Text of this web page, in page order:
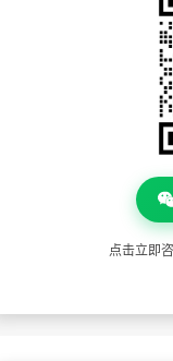
点击立即